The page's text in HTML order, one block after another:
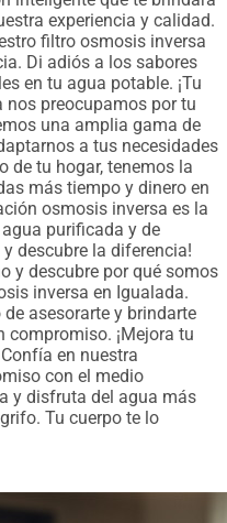
experiencia y calidad.
filtro osmosis inversa
Di adiós a los sabores
en tu agua potable. ¡Tu
preocupamos por tu
una amplia gama de
a tus necesidades
de tu hogar, tenemos la
más tiempo y dinero en
osmosis inversa es la
purificada y de
descubre la diferencia!
y descubre por qué somos
inversa en Igualada.
asesorarte y brindarte
compromiso. ¡Mejora tu
en nuestra
con el medio
y disfruta del agua más
Tu cuerpo te lo